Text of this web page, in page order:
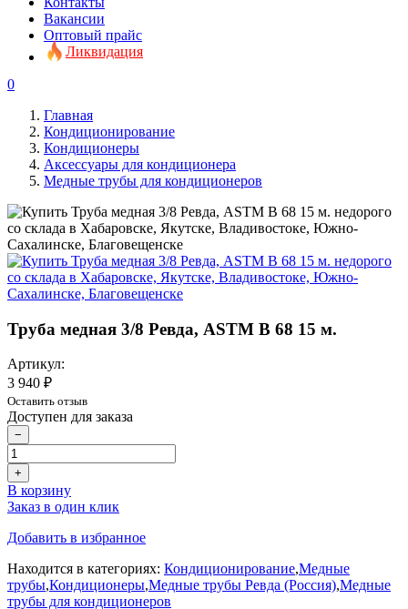
Вакансии
Оптовый прайс
Ликвидация
0
Главная
Кондиционирование
Кондиционеры
Аксессуары для кондиционера
Медные трубы для кондиционеров
Труба медная 3/8 Ревда, ASTM B 68 15 м.
Артикул:
3 940 ₽
Оставить отзыв
Доступен для заказа
−
+
В корзину
Заказ в один клик
Добавить в избранное
Находится в категориях: Кондиционирование,Медные
трубы,Кондиционеры,Медные трубы Ревда (Россия),Медные
трубы для кондиционеров